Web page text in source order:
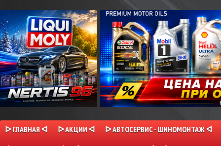
ᐅ ГЛАВНАЯ ᐊ ᐅ АКЦИИ ᐊ
ᐅ АВТОСЕРВИС - ШИНОМОНТАЖ ᐊ